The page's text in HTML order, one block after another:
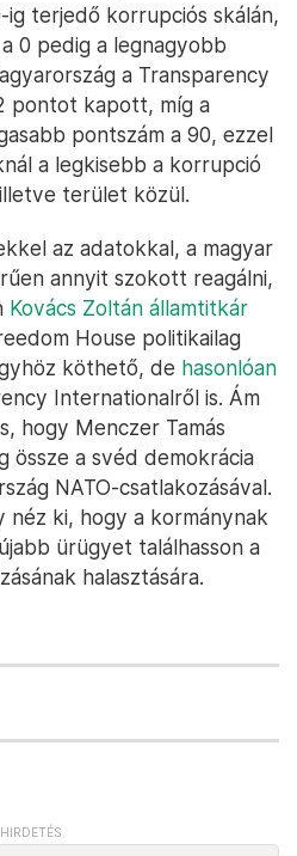
terjedő korrupciós skálán,
0 pedig a legnagyobb
a Transparency
pontot kapott, míg a
pontszám a 90, ezzel
a legkisebb a korrupció
terület közül.
az adatokkal, a magyar
annyit szokott reagálni,
Kovács Zoltán államtitkár
House politikailag
köthető, de hasonlóan
Internationalről is. Ám
hogy Menczer Tamás
össze a svéd demokrácia
NATO-csatlakozásával.
néz ki, hogy a kormánynak
ürügyet találhasson a
halasztására.